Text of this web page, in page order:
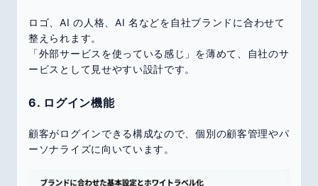
ロゴ、AI の人格、AI 名などを自社ブランドに合わせて
整えられます。
「外部サービスを使っている感じ」を薄めて、自社のサ
ービスとして見せやすい設計です。
6. ログイン機能
顧客がログインできる構成なので、個別の顧客管理やパ
ーソナライズに向いています。